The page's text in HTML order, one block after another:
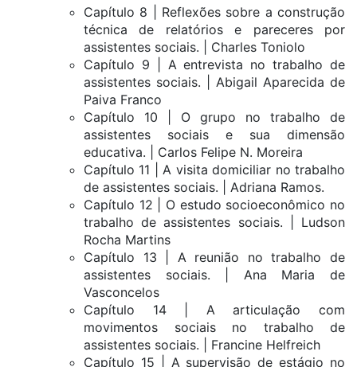
Capítulo 8 | Reflexões sobre a construção
técnica de relatórios e pareceres por
assistentes sociais. | Charles Toniolo
Capítulo 9 | A entrevista no trabalho de
assistentes sociais. | Abigail Aparecida de
Paiva Franco
Capítulo 10 | O grupo no trabalho de
assistentes sociais e sua dimensão
educativa. | Carlos Felipe N. Moreira
Capítulo 11 | A visita domiciliar no trabalho
de assistentes sociais. | Adriana Ramos.
Capítulo 12 | O estudo socioeconômico no
trabalho de assistentes sociais. | Ludson
Rocha Martins
Capítulo 13 | A reunião no trabalho de
assistentes sociais. | Ana Maria de
Vasconcelos
Capítulo 14 | A articulação com
movimentos sociais no trabalho de
assistentes sociais. | Francine Helfreich
Capítulo 15 | A supervisão de estágio no